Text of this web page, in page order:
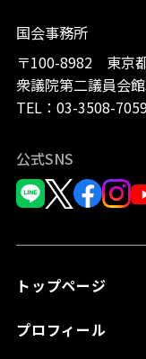
国会事務所
〒100-8982 東京
衆議院第二議員会
TEL： 03-3508-
公式SNS
トップページ
プロフィール